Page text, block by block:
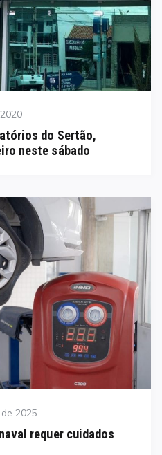
do Sertão,
neste sábado
2025
requer cuidados